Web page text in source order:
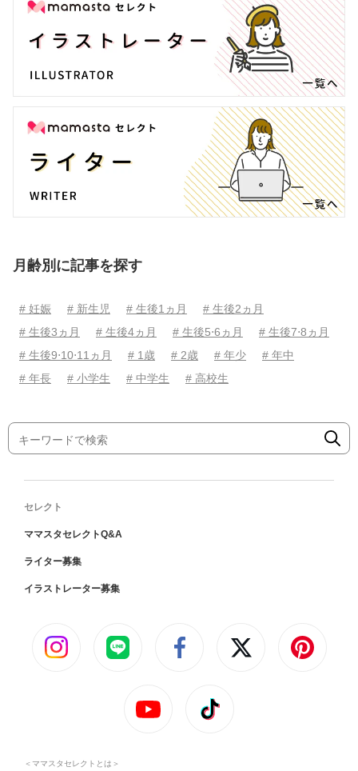
月齢別に記事を探す
# 妊娠 # 新生児 # 生後1ヵ月
# 生後2ヵ月
# 生後3ヵ月
# 生後4ヵ月 # 生後5⋅6ヵ月
# 生後7⋅8ヵ月
# 生後9⋅10⋅11ヵ月
# 1歳 # 2歳 # 年少
# 年中
# 年長
# 小学生 # 中学生 # 高校生
セレクト
ママスタセレクトQ&A
ライター募集
イラストレーター募集
＜ママスタセレクトとは＞